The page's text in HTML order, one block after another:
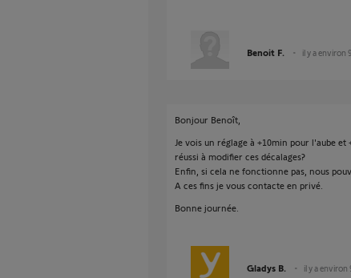
Benoit F. il y a environ
Bonjour Benoît,
Je vois un réglage à +10min pour l'aube
réussi à modifier ces décalages?
Enfin, si cela ne fonctionne pas, nous
A ces fins je vous contacte en privé.
Bonne journée.
Gladys B. il y a environ